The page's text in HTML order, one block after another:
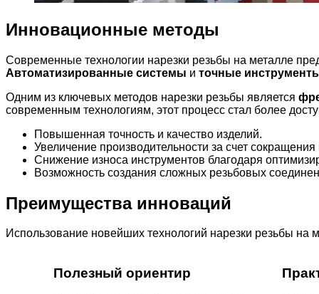
Инновационные методы
Современные технологии нарезки резьбы на металле
Автоматизированные системы и точные
Одним из ключевых методов нарезки резьбы является
современным технологиям, этот процесс стал более
Повышенная точность и качество изделий.
Увеличение производительности за счет
Снижение износа инструментов благодаря
Возможность создания сложных резьбовых
Преимущества инноваций
Использование новейших технологий нарезки резьбы
Полезный ориентир